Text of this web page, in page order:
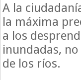
A la
la máxima
a los
inundadas,
de los ríos.